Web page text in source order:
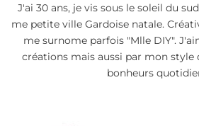
J'ai 30 ans, je vis sous le soleil du
me petite ville Gardoise natale.
me surnome parfois "Mlle DIY".
créations mais aussi par mon style
bonheurs